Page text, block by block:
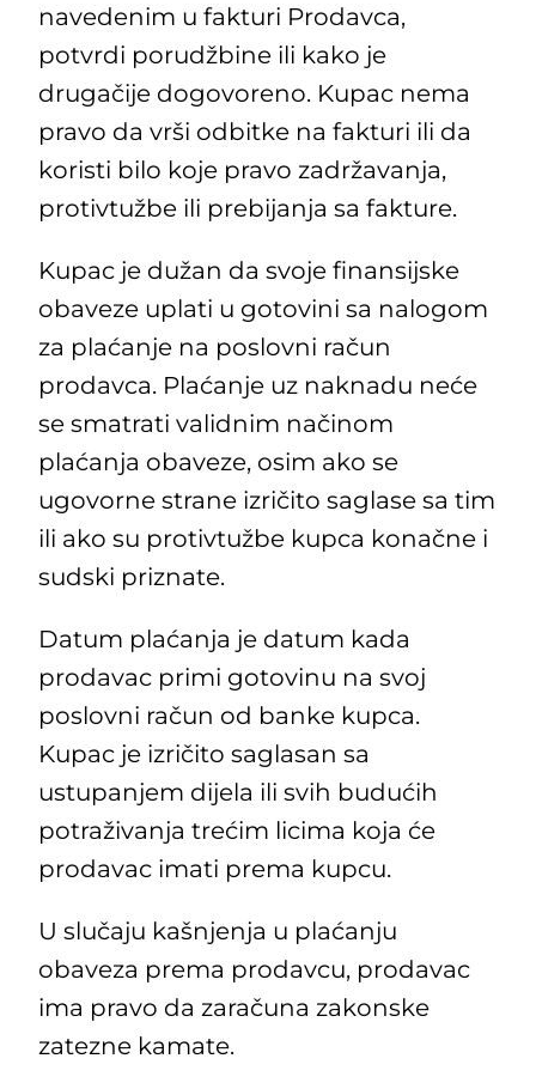
navedenim u fakturi Prodavca,
potvrdi porudžbine ili kako je
drugačije dogovoreno. Kupac nema
pravo da vrši odbitke na fakturi ili da
koristi bilo koje pravo zadržavanja,
protivtužbe ili prebijanja sa fakture.
Kupac je dužan da svoje finansijske
obaveze uplati u gotovini sa nalogom
za plaćanje na poslovni račun
prodavca. Plaćanje uz naknadu neće
se smatrati validnim načinom
plaćanja obaveze, osim ako se
ugovorne strane izričito saglase sa tim
ili ako su protivtužbe kupca konačne i
sudski priznate.
Datum plaćanja je datum kada
prodavac primi gotovinu na svoj
poslovni račun od banke kupca.
Kupac je izričito saglasan sa
ustupanjem dijela ili svih budućih
potraživanja trećim licima koja će
prodavac imati prema kupcu.
U slučaju kašnjenja u plaćanju
obaveza prema prodavcu, prodavac
ima pravo da zaračuna zakonske
zatezne kamate.